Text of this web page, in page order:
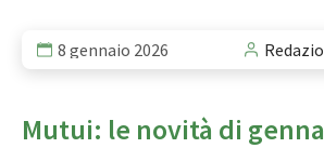
8 gennaio 2026
Mutui: le novità di